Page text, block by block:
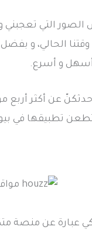
التي
وقتنا الحالي، و
أسهل و أسرع.
عن أكثر أربع
تطبيقها في
عبارة عن منصة